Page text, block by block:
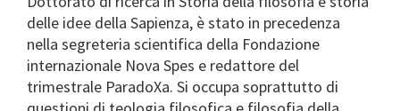
delle idee della Sapienza, è stato in precedenza
nella segreteria scientifica della Fondazione
internazionale Nova Spes e redattore del
trimestrale ParadoXa. Si occupa soprattutto di